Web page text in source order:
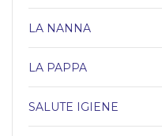
LA NANNA
LA PAPPA
SALUTE IGIENE